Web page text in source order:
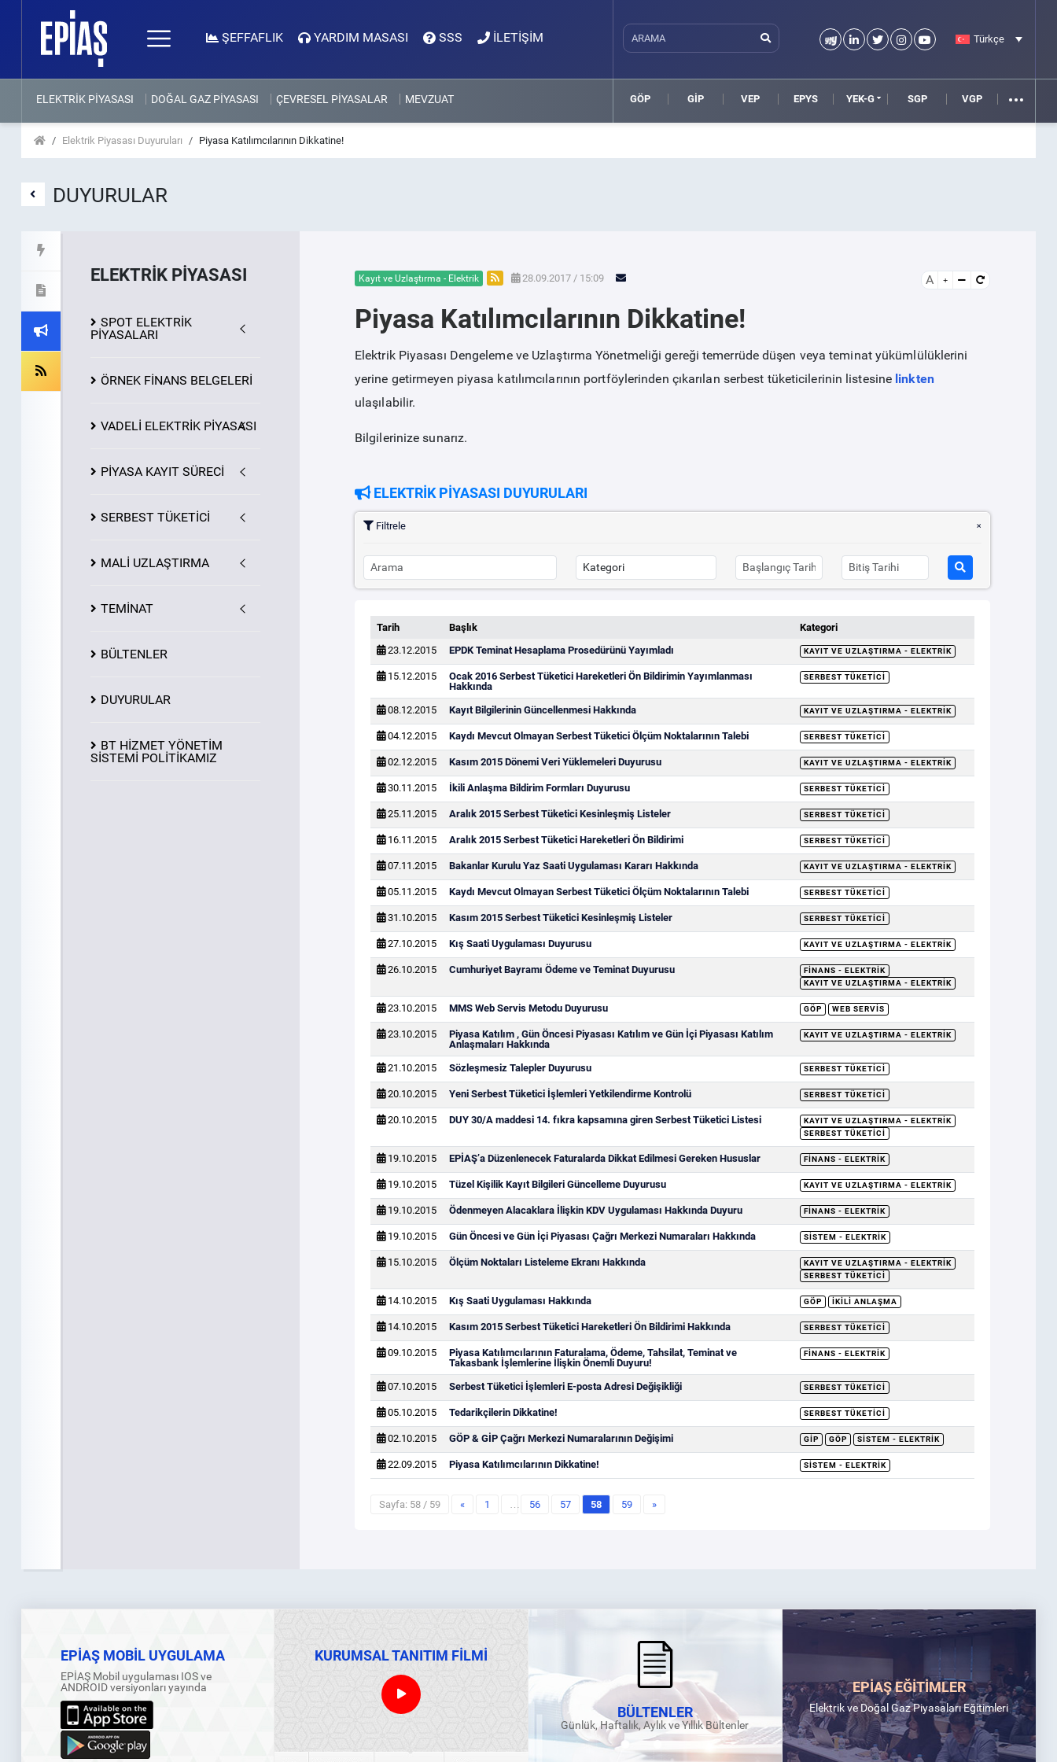
ŞEFFAFLIK YARDIM MASASI SSS İLETİŞİM Türkçe
ELEKTRİK PİYASASI DOĞAL GAZ PİYASASI ÇEVRESEL PİYASALAR MEVZUAT GÖP GİP VEP EPYS YEK-G SGP VGP
Elektrik Piyasası Duyuruları Piyasa Katılımcılarının Dikkatine!
DUYURULAR
ELEKTRİK PİYASASI
SPOT ELEKTRİK
PİYASALARI
ÖRNEK FİNANS BELGELERİ
VADELİ ELEKTRİK PİYASASI
PİYASAKAYIT SÜRECİ
SERBEST TÜKETİCİ
MALİ UZLAŞTIRMA
TEMİNAT
BÜLTENLER
DUYURULAR
BT HİZMET YÖNETİM
SİSTEMİ POLİTİKAMIZ
Kayıt ve Uzlaştırma - Elektrik 28.09.2017 / 15:09 A
Piyasa Katılımcılarının Dikkatine!
Elektrik Piyasası Dengeleme ve Uzlaştırma Yönetmeliği gereği temerrüde düşen veya teminat yükümlülüklerini
yerine getirmeyen piyasa katılımcılarının portföylerinden çıkarılan serbest tüketicilerinin listesine linkten
ulaşılabilir.
Bilgilerinize sunarız.
ELEKTRİK PİYASASI DUYURULARI
Filtrele
Tarih Başlık
Kategori
23.12.2015
EPDK Teminat Hesaplama Prosedürünü Yayımladı KAYIT VE UZLAŞTIRMA - ELEKTRIK
15.12.2015
Ocak 2016 Serbest Tüketici Hareketleri Ön Bildirimin Yayımlanması
Hakkında
SERBEST TÜKETICI
08.12.2015 Kayıt Bilgilerinin Güncellenmesi Hakkında KAYIT VE UZLAŞTIRMA - ELEKTRIK
04.12.2015 Kaydı Mevcut Olmayan Serbest Tüketici Ölçüm Noktalarının Talebi SERBEST TÜKETICI
02.12.2015 Kasım 2015 Dönemi Veri Yüklemeleri Duyurusu KAYIT VE UZLAŞTIRMA - ELEKTRIK
30.11.2015 İkili Anlaşma Bildirim Formları Duyurusu SERBEST TÜKETICI
25.11.2015 Aralık 2015 Serbest Tüketici Kesinleşmiş Listeler SERBEST TÜKETICI
16.11.2015 Aralık 2015 Serbest Tüketici Hareketleri Ön Bildirimi SERBEST TÜKETICI
07.11.2015 Bakanlar Kurulu Yaz Saati Uygulaması Kararı Hakkında KAYIT VE UZLAŞTIRMA - ELEKTRIK
05.11.2015 Kaydı Mevcut Olmayan Serbest Tüketici Ölçüm Noktalarının Talebi SERBEST TÜKETICI
31.10.2015 Kasım 2015 Serbest Tüketici Kesinleşmiş Listeler SERBEST TÜKETICI
27.10.2015 Kış Saati Uygulaması Duyurusu KAYIT VE UZLAŞTIRMA - ELEKTRIK
26.10.2015 Cumhuriyet Bayramı Ödeme ve Teminat Duyurusu
FINANS - ELEKTRIK
KAYIT VE UZLAŞTIRMA - ELEKTRIK
23.10.2015 MMS Web Servis Metodu Duyurusu GÖP WEB SERVIS
23.10.2015
Piyasa Katılım , Gün Öncesi Piyasası Katılım ve Gün İçi Piyasası Katılım
Anlaşmaları Hakkında
KAYIT VE UZLAŞTIRMA - ELEKTRIK
21.10.2015 Sözleşmesiz Talepler Duyurusu SERBEST TÜKETICI
20.10.2015 Yeni Serbest Tüketici İşlemleri Yetkilendirme Kontrolü SERBEST TÜKETICI
20.10.2015 DUY 30/A maddesi 14. fıkra kapsamına giren Serbest Tüketici Listesi
KAYIT VE UZLAŞTIRMA - ELEKTRIK
SERBEST TÜKETICI
19.10.2015 EPİAŞ’a Düzenlenecek Faturalarda Dikkat Edilmesi Gereken Hususlar FINANS - ELEKTRIK
19.10.2015 Tüzel Kişilik Kayıt Bilgileri Güncelleme Duyurusu KAYIT VE UZLAŞTIRMA - ELEKTRIK
19.10.2015 Ödenmeyen Alacaklara İlişkin KDV Uygulaması Hakkında Duyuru FINANS - ELEKTRIK
19.10.2015 Gün Öncesi ve Gün İçi Piyasası Çağrı Merkezi Numaraları Hakkında SISTEM - ELEKTRIK
15.10.2015 Ölçüm Noktaları Listeleme Ekranı Hakkında
KAYIT VE UZLAŞTIRMA - ELEKTRIK
SERBEST TÜKETICI
14.10.2015 Kış Saati Uygulaması Hakkında GÖP İKILI ANLAŞMA
14.10.2015 Kasım 2015 Serbest Tüketici Hareketleri Ön Bildirimi Hakkında SERBEST TÜKETICI
09.10.2015
Piyasa Katılımcılarının Faturalama, Ödeme, Tahsilat, Teminat ve
Takasbank İşlemlerine İlişkin Önemli Duyuru!
FINANS - ELEKTRIK
07.10.2015 Serbest Tüketici İşlemleri E-posta Adresi Değişikliği SERBEST TÜKETICI
05.10.2015 Tedarikçilerin Dikkatine! SERBEST TÜKETICI
02.10.2015 GÖP & GİP Çağrı Merkezi Numaralarının Değişimi GİP GÖP SISTEM - ELEKTRIK
22.09.2015 Piyasa Katılımcılarının Dikkatine! SISTEM - ELEKTRIK
Sayfa: 58 / 59 « 1 … 56 57 58 59 »
EPİAŞ MOBİL UYGULAMA
EPİAŞ Mobil uygulaması IOS ve
ANDROID versiyonları yayında
KURUMSAL TANITIM FİLMİ
BÜLTENLER
Günlük, Haftalık, Aylık ve Yıllık Bültenler
EPİAŞ EĞİTİMLER
Elektrik ve Doğal Gaz Piyasaları Eğitimleri